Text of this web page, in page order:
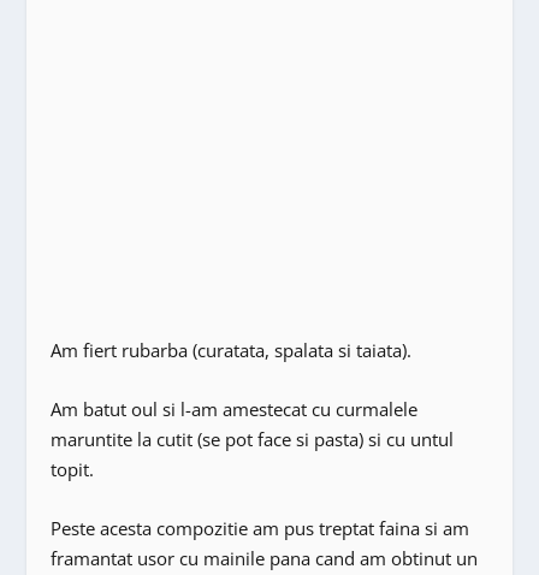
Am fiert rubarba (curatata, spalata si taiata).
Am batut oul si l-am amestecat cu curmalele
maruntite la cutit (se pot face si pasta) si cu untul
topit.
Peste acesta compozitie am pus treptat faina si am
framantat usor cu mainile pana cand am obtinut un